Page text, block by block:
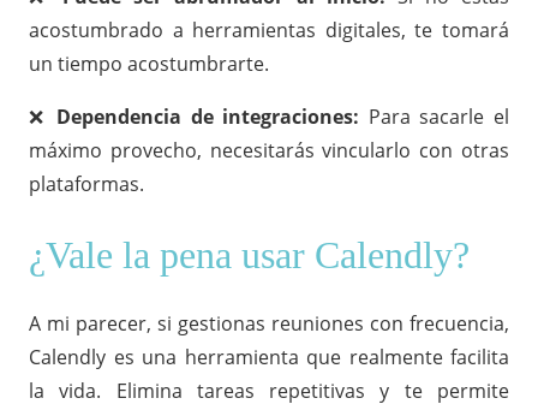
acostumbrado a herramientas digitales, te tomará
un tiempo acostumbrarte.
❌ Dependencia de integraciones: Para sacarle el
máximo provecho, necesitarás vincularlo con otras
plataformas.
¿Vale la pena usar Calendly?
A mi parecer, si gestionas reuniones con frecuencia,
Calendly es una herramienta que realmente facilita
la vida. Elimina tareas repetitivas y te permite